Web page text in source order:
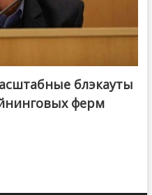
блэкауты
ферм